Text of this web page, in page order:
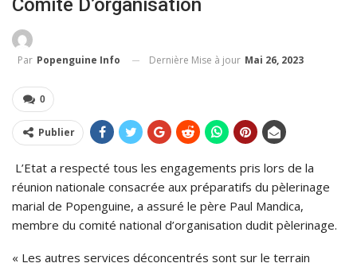
Comité D’organisation
Par Popenguine Info Dernière Mise à jour Mai 26, 2023
0
Publier
L’Etat a respecté tous les engagements pris lors de la
réunion nationale consacrée aux préparatifs du pèlerinage
marial de Popenguine, a assuré le père Paul Mandica,
membre du comité national d’organisation dudit pèlerinage.
« Les autres services déconcentrés sont sur le terrain